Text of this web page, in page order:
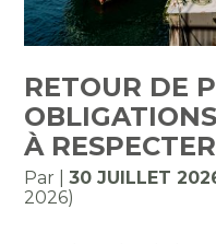
RETOUR DE
À RESPECTER
Par |30 JUILLET
2026)